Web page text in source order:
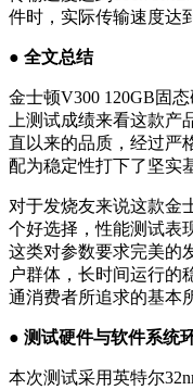
件时，实际传输速度达
● 全文总结
金士顿V300 120GB固
上测试成绩来看这款
直以来的品质，经过严
配为稳定性打下了坚实
对于发烧友来说这款金
个好选择，性能测试表
这类对参数要求完美的
户群体，长时间运行的
通消费者所追求的基本
● 测试硬件与软件系统
本次测试采用英特尔